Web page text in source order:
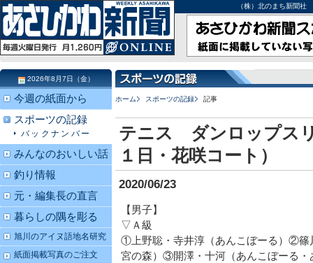
（株）北のまち新聞
ホーム スポーツの記録 記事
テニス ダンロップス
１日・花咲コート）
2020/06/23
【男子】
▽Ａ級
①上野聡・寺井淳（あんこぼーる）②篠
宮の森）③開澤・十河（あんこぼーる・
2026年8月7日（金）
今週の紙面から
スポーツの記録
バックナンバー
みんなのおいしい話
釣り情報
元・編集長の直言
暮らしの隅を彫る
旭川のアイヌ語地名研究
紙面掲載写真のご注文